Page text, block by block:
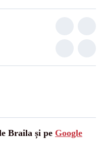
Braila și pe Google